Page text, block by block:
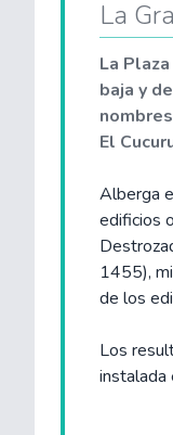
La
La
baja y
El
Alberga
edificios
1455),
de los
Los
instalada